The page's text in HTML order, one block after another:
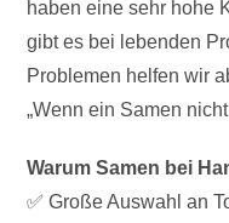
haben eine sehr hohe
gibt es bei lebenden
Problemen helfen wir
„Wenn ein Samen nicht
Warum Samen bei
✅ Große Auswahl an